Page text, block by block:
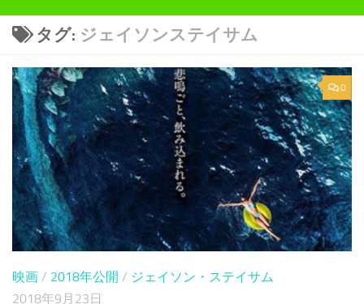
タグ: ジェイソンステイサム
0
映画 / 2018年公開 / ジェイソン・ステイサム
2018年9月23日